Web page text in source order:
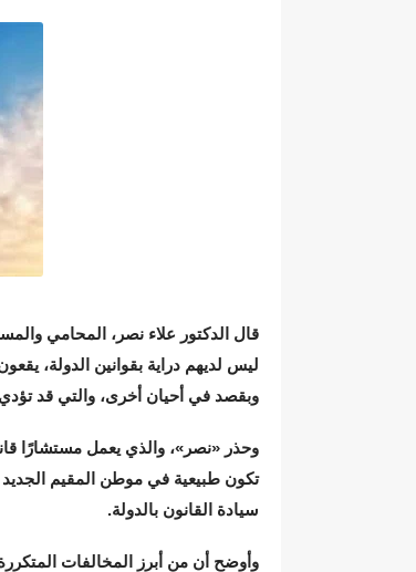
قال الدكتور علاء نصر، المحامي
ليس لديهم دراية بقوانين الدولة،
وبقصد في أحيان أخرى، والتي قد
وحذر «نصر»، والذي يعمل مستشارًا
تكون طبيعية في موطن المقيم الجديد
سيادة القانون بالدولة.
وأوضح أن من أبرز المخالفات